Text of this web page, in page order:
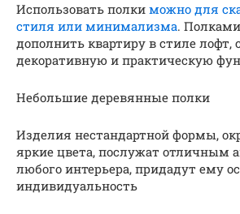
Использовать полки можно для
стиля или минимализма.
дополнить квартиру в стиле лофт,
декоративную и практическую
Небольшие деревянные полки
Изделия нестандартной формы,
яркие цвета, послужат отличным
любого интерьера, придадут ему
индивидуальность